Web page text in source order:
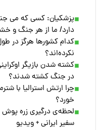
پزشکیان: کسی که می
دارد/ ما از هر جنگ و
کدام کشورها هرگز در
نکرده‌اند؟
کشته شدن بازیگر
در جنگ کشته شدند؟
چرا ارتش استرالیا با
خورد؟
لحظه‌ی درگیری زره پوش
سفیر ایرانی + ویدیو